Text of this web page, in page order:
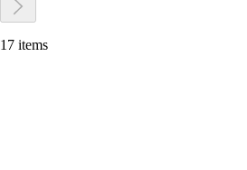
17 items